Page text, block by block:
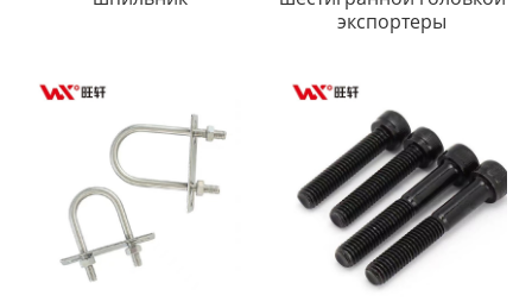
экспортеры